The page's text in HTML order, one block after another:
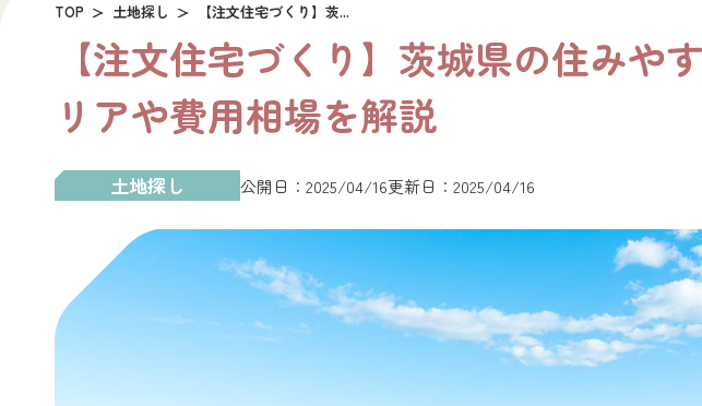
TOP 土地探し 【注文住宅づくり】茨...
【注文住宅づくり】茨城県の住みや
リアや費用相場を解説
土地探し 公開日：2025/04/16更新日：2025/04/16